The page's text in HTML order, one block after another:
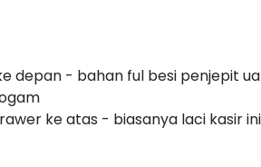
depan - bahan ful besi penjepit
ke atas - biasanya laci kasir